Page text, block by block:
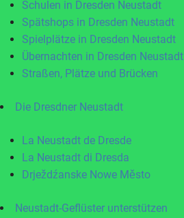
Schulen in Dresden Neustadt
Spätshops in Dresden Neustadt
Spielplätze in Dresden Neustadt
Übernachten in Dresden Neustadt
Straßen, Plätze und Brücken
Die Dresdner Neustadt
La Neustadt de Dresde
La Neustadt di Dresda
Drježdźanske Nowe Město
Neustadt-Geflüster unterstützen